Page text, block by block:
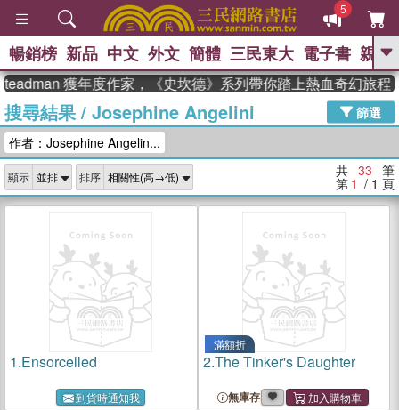
5
GO
熱搜： 東野圭吾 高希均教授回憶錄
、 The Odyssey 、 父親節 、 如果歷
獎 臺灣漫遊錄 、 方念華 、 台灣的李
登輝時代
數學女孩：黎曼猜想 、
偉大的迷走神經
暢銷榜 新品 中文 外文 簡體 三民東大 電子書 親子
獲年度作家，《史坎德》系列帶你踏上熱血奇幻旅程
搜尋結果/ Josephine Angelini
篩選
作者：Josephine Angelin...
顯示 排序 共 33 筆
第 1 / 1 頁
1.Ensorcelled
到貨時通知我
滿額折
2.The Tinker's Daughter
無庫存